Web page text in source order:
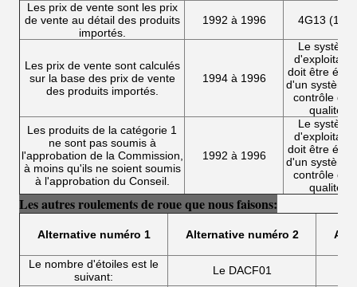
Les prix de vente sont les prix
de vente au détail des produits
importés.
1992 à 1996 4G13 (12V)
Les prix de vente sont calculés
sur la base des prix de vente
des produits importés.
1994 à 1996
Le système
doit être
d'un système
contrôle de
qualité.
Les produits de la catégorie 1
ne sont pas soumis à
l'approbation de la Commission,
à moins qu'ils ne soient soumis
à l'approbation du Conseil.
1992 à 1996
Le système
doit être
d'un système
contrôle de
qualité.
Les autres roulements de roue que nous faisons:
Alternative numéro 1 Alternative numéro 2
Le nombre d'étoiles est le
suivant:
Le DACF01